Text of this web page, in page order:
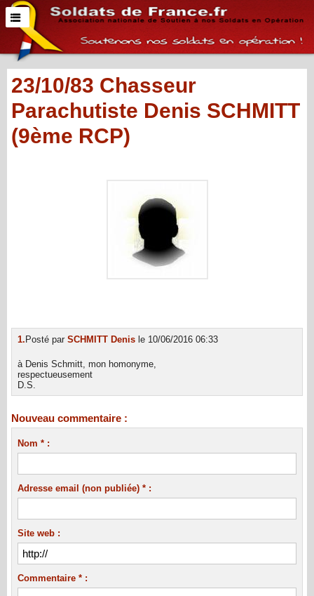
23/10/83 Chasseur
Parachutiste Denis SCHMITT
(9ème RCP)
1.Posté par SCHMITT Denis le 10/06/2016 06:33
à Denis Schmitt, mon homonyme,
respectueusement
D.S.
Nouveau commentaire :
Nom * :
Adresse email (non publiée) * :
Site web :
Commentaire * :